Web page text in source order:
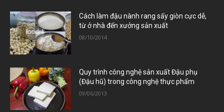
Cách làm đậu nành rang sấy giòn cực dễ,
từ ở nhà đến xưởng sản xuất
08/10/2014
Quy trình công nghệ sản xuất Đậu phụ
(Đậu hũ) trong công nghệ thực phẩm
09/06/2013